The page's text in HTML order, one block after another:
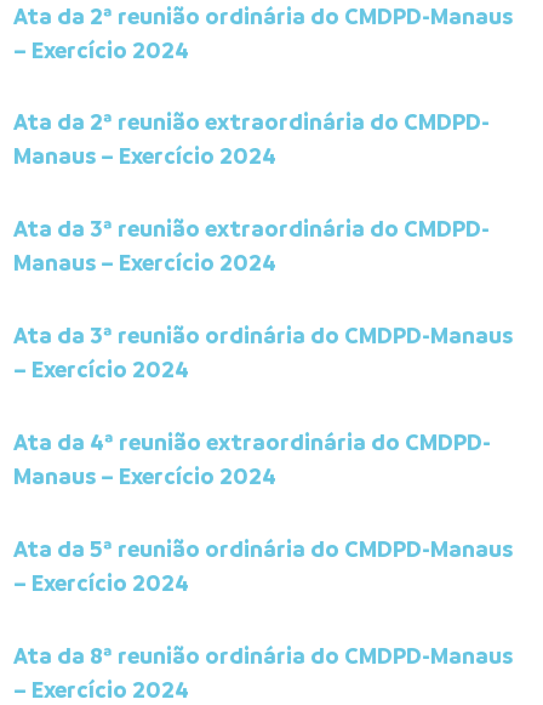
Ata da 2ª reunião ordinária do CMDPD-Manaus
– Exercício 2024
Ata da 2ª reunião extraordinária do CMDPD-
Manaus – Exercício 2024
Ata da 3ª reunião extraordinária do CMDPD-
Manaus – Exercício 2024
Ata da 3ª reunião ordinária do CMDPD-Manaus
– Exercício 2024
Ata da 4ª reunião extraordinária do CMDPD-
Manaus – Exercício 2024
Ata da 5ª reunião ordinária do CMDPD-Manaus
– Exercício 2024
Ata da 8ª reunião ordinária do CMDPD-Manaus
– Exercício 2024